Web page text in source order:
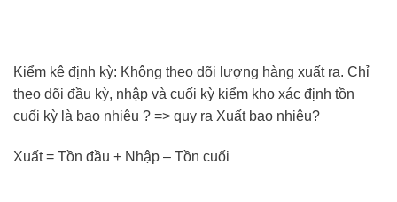
Kiểm kê định kỳ: Không theo dõi lượng hàng xuất ra. Chỉ
theo dõi đầu kỳ, nhập và cuối kỳ kiểm kho xác định tồn
cuối kỳ là bao nhiêu ? => quy ra Xuất bao nhiêu?
Xuất = Tồn đầu + Nhập – Tồn cuối